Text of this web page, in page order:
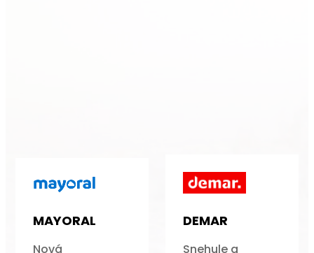
MAYORAL
Nová
DEMAR
Snehule a